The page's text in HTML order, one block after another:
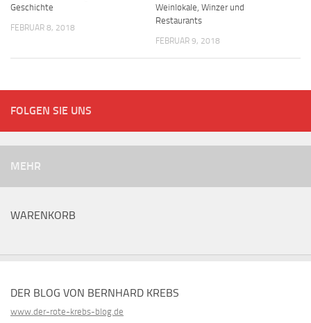
Geschichte
FEBRUAR 8, 2018
Weinlokale, Winzer und
Restaurants
FEBRUAR 9, 2018
FOLGEN SIE UNS
MEHR
WARENKORB
DER BLOG VON BERNHARD KREBS
www.der-rote-krebs-blog.de